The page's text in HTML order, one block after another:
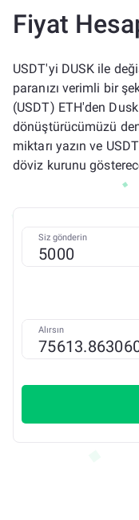
Fiyat
USDT'yi DUSK ile
paranızı verimli bir
(USDT) ETH'den
dönüştürücümüzü
miktarı yazın ve
döviz kurunu
Siz gönderin
Alırsın